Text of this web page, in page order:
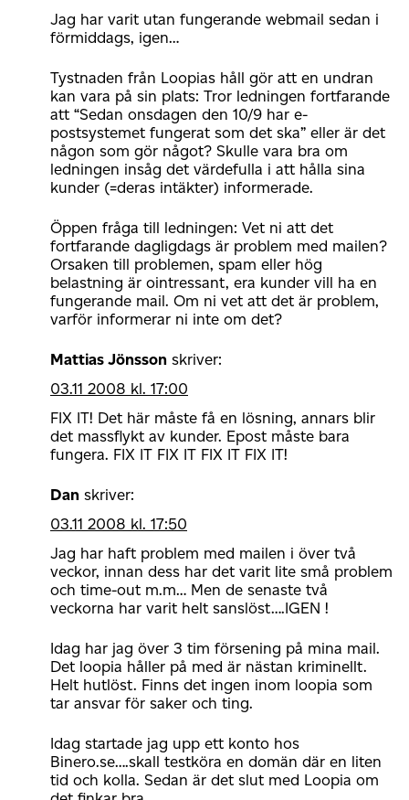
Jag har varit utan fungerande webmail sedan i
förmiddags, igen…
Tystnaden från Loopias håll gör att en undran
kan vara på sin plats: Tror ledningen fortfarande
att “Sedan onsdagen den 10/9 har e-
postsystemet fungerat som det ska” eller är det
någon som gör något? Skulle vara bra om
ledningen insåg det värdefulla i att hålla sina
kunder (=deras intäkter) informerade.
Öppen fråga till ledningen: Vet ni att det
fortfarande dagligdags är problem med mailen?
Orsaken till problemen, spam eller hög
belastning är ointressant, era kunder vill ha en
fungerande mail. Om ni vet att det är problem,
varför informerar ni inte om det?
Mattias Jönsson skriver:
03.11 2008 kl. 17:00
FIX IT! Det här måste få en lösning, annars blir
det massflykt av kunder. Epost måste bara
fungera. FIX IT FIX IT FIX IT FIX IT!
Dan skriver:
03.11 2008 kl. 17:50
Jag har haft problem med mailen i över två
veckor, innan dess har det varit lite små problem
och time-out m.m… Men de senaste två
veckorna har varit helt sanslöst….IGEN !
Idag har jag över 3 tim försening på mina mail.
Det loopia håller på med är nästan kriminellt.
Helt hutlöst. Finns det ingen inom loopia som
tar ansvar för saker och ting.
Idag startade jag upp ett konto hos
Binero.se….skall testköra en domän där en liten
tid och kolla. Sedan är det slut med Loopia om